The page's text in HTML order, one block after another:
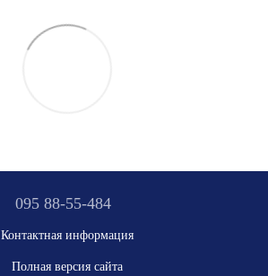
095 88-55-484
Контактная информация
Полная версия сайта